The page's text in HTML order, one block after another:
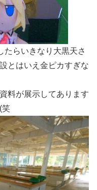
たらいきなり大黒天さ
とはいえ金ピカすぎな
料が展示してあります
笑